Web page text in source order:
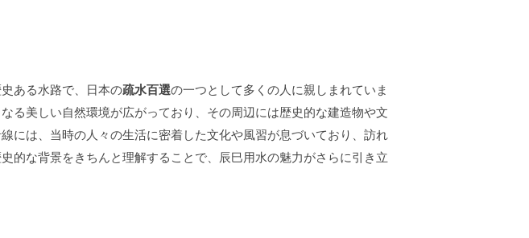
ある水路で、日本の疏水百選の一つとして多くの人に親しまれていま
る美しい自然環境が広がっており、その周辺には歴史的な建造物や文
には、当時の人々の生活に密着した文化や風習が息づいており、訪れ
的な背景をきちんと理解することで、辰巳用水の魅力がさらに引き立